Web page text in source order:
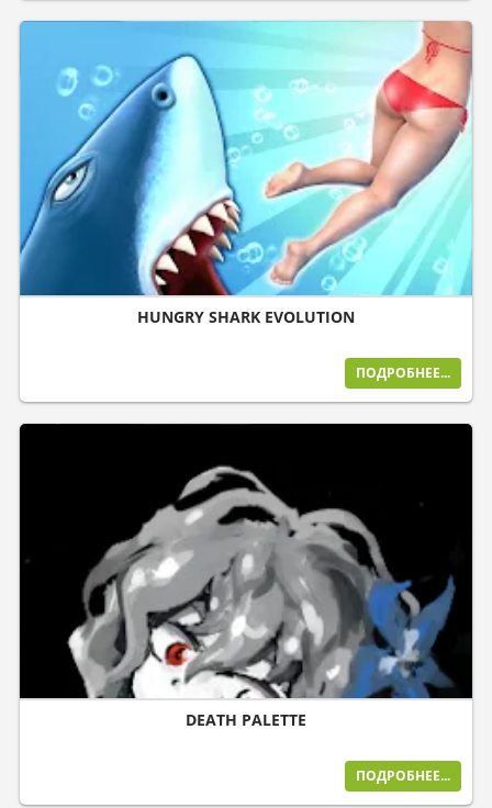
HUNGRY SHARK EVOLUTION
ПОДРОБНЕЕ...
DEATH PALETTE
ПОДРОБНЕЕ...